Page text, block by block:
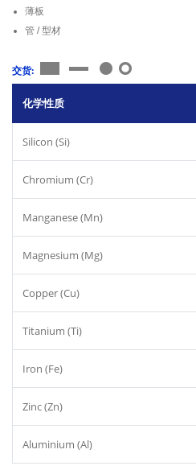
薄板
管 / 型材
交货:
化学性质
Silicon (Si)
Chromium (Cr)
Manganese (Mn)
Magnesium (Mg)
Copper (Cu)
Titanium (Ti)
Iron (Fe)
Zinc (Zn)
Aluminium (Al)